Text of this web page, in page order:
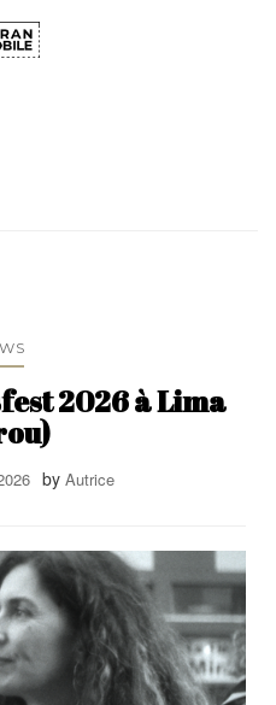
2026 à Lima
by Autrice